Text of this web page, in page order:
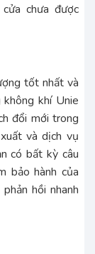
chưa được
tốt nhất và
khí Unie
đổi mới trong
và dịch vụ
có bất kỳ câu
bảo hành của
hồi nhanh